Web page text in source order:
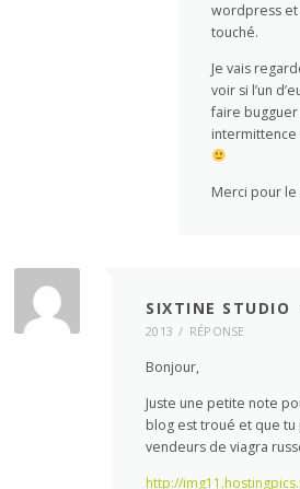
wordpress et
touché.
Je vais
voir si l’un
faire
intermittence
Merci pour
SIXTINE STUDIO
2013
RÉPONSE
Bonjour,
Juste une petite note
blog est troué et que tu
vendeurs de viagra
http://